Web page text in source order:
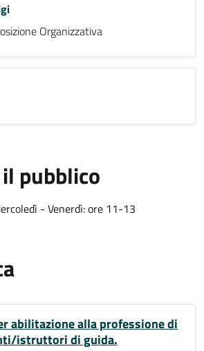
Organizzativa
pubblico
- Venerdì: ore 11-13
abilitazione alla professione di
istruttori di guida.